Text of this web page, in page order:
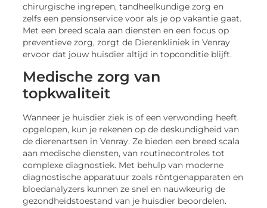
chirurgische ingrepen, tandheelkundige zorg en
zelfs een pensionservice voor als je op vakantie gaat.
Met een breed scala aan diensten en een focus op
preventieve zorg, zorgt de Dierenkliniek in Venray
ervoor dat jouw huisdier altijd in topconditie blijft.
Medische zorg van
topkwaliteit
Wanneer je huisdier ziek is of een verwonding heeft
opgelopen, kun je rekenen op de deskundigheid van
de dierenartsen in Venray. Ze bieden een breed scala
aan medische diensten, van routinecontroles tot
complexe diagnostiek. Met behulp van moderne
diagnostische apparatuur zoals röntgenapparaten en
bloedanalyzers kunnen ze snel en nauwkeurig de
gezondheidstoestand van je huisdier beoordelen.